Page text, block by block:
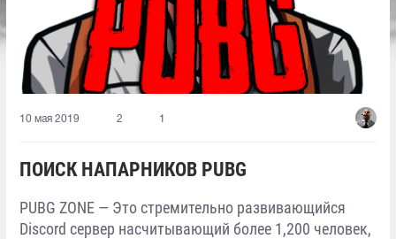
10 мая 2019 2 1
ПОИСК НАПАРНИКОВ PUBG
PUBG ZONE — Это стремительно развивающийся
Discord сервер насчитывающий более 1,200 человек,